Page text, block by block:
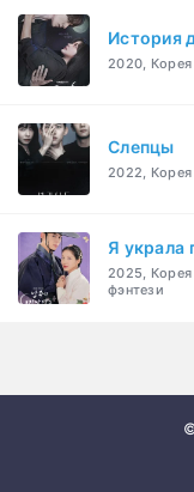
История
2020,
Слепцы
2022,
Я украла
2025,
фэнтези